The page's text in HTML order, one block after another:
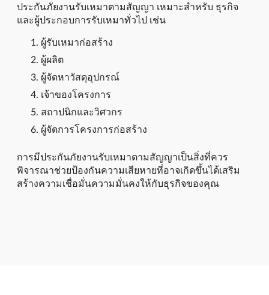
ประกันภัยงานรับเหมาตามสัญญา เหมาะสำหรับ ธุรกิจ
และผู้ประกอบการรับเหมาทั่วไป เช่น
ผู้รับเหมาก่อสร้าง
ผู้ผลิต
ผู้จัดหาวัสดุอุปกรณ์
เจ้าของโครงการ
สถาปนิกและวิศวกร
ผู้จัดการโครงการก่อสร้าง
การมีประกันภัยงานรับเหมาตามสัญญาเป็นสิ่งที่ควร
พิจารณาช่วยป้องกันความเสียหายที่อาจเกิดขึ้นได้เสริม
สร้างความเชื่อมั่นความมั่นคงให้กับธุรกิจของคุณ